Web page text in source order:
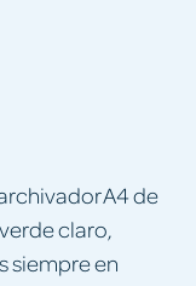
A4 de
claro,
siempre en